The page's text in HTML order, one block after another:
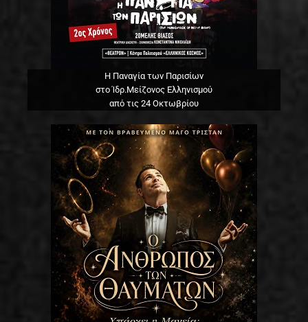
Η Παναγία των Παρισίων
στο Ίδρ.Μείζονος Ελληνισμού
από τις 24 Οκτωβρίου